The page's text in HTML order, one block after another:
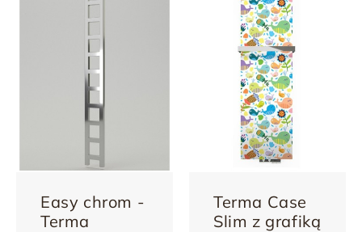
Easy chrom -
Terma
Terma Case
Slim z grafiką